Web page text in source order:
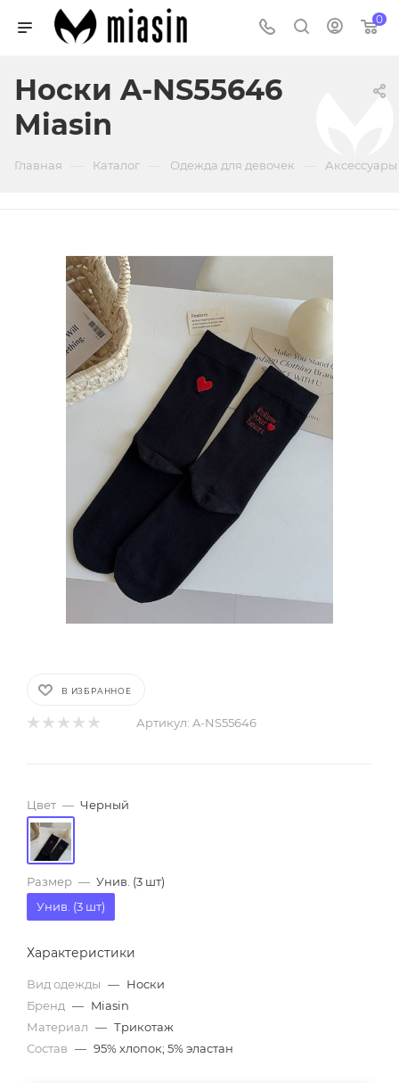
0
Носки A-NS55646
Miasin
Главная Каталог Одежда для девочек
В ИЗБРАННОЕ
Артикул: A-NS55646
Цвет — Черный
Размер — Унив. (3 шт)
Унив. (3 шт)
Характеристики
Вид одежды — Носки
Бренд — Miasin
Материал — Трикотаж
Состав — 95% хлопок; 5% эластан